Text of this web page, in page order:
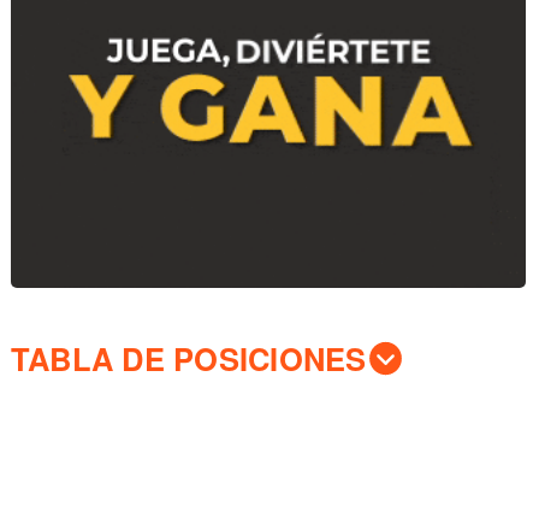
TABLA DE POSICIONES